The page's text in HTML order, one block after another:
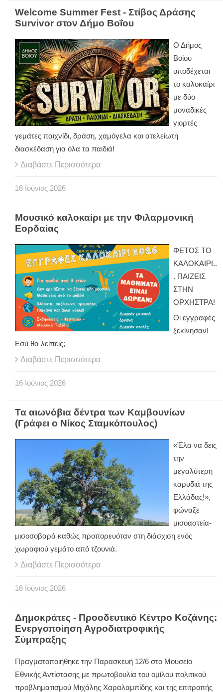
Welcome Summer Fest - Στίβος Δράσης
Survivor στον Δήμο Βοΐου
Ο Δήμος
Βοΐου
υποδέχεται
το καλοκαίρι
με δύο
μοναδικές
γιορτές
γεμάτες παιχνίδι, δράση, χαμόγελα και ατελείωτη
διασκέδαση για όλα τα παιδιά!
Διαβάστε Περισσότερα
16 Ιούνιος 2026
Μουσικό καλοκαίρι με την Φιλαρμονική
Εορδαίας
ΦΕΤΟΣ ΤΟ
ΚΑΛΟΚΑΙΡΙ..
. ΠΑΙΖΕΙΣ
ΣΤΗΝ
ΟΡΧΗΣΤΡΑ!
Οι εγγραφές
ξεκίνησαν!
Εσύ θα λείπεις;
Διαβάστε Περισσότερα
16 Ιούνιος 2026
Τα αιωνόβια δέντρα των Καμβουνίων
(Γράφει ο Νίκος Σταμκόπουλος)
«Έλα να δεις
την
μεγαλύτερη
καρυδιά της
Ελλάδας!»,
φώναξε
μισοαστεία-
μισοσοβαρά καθώς προπορευόταν στη διάσχιση ενός
χωραφιού γεμάτο από τζουνιά.
Διαβάστε Περισσότερα
16 Ιούνιος 2026
Δημοκράτες - Προοδευτικό Κέντρο Κοζάνης:
Ενεργοποίηση Αγροδιατροφικής
Σύμπραξης
Πραγματοποιήθηκε την Παρασκευή 12/6 στο Μουσείο
Εθνικής Αντίστασης με πρωτοβουλία του ομίλου πολιτικού
προβληματισμού Μιχάλης Χαραλαμπίδης και της επιτροπής